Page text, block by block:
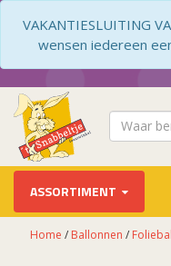
VAKANTIESLUITING
wensen iedereen
ASSORTIMENT
Home / Ballonnen /